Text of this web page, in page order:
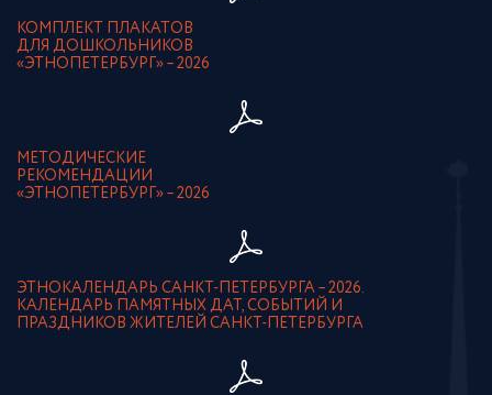
КОМПЛЕКТ ПЛАКАТОВ
ДЛЯ ДОШКОЛЬНИКОВ
«ЭТНОПЕТЕРБУРГ» – 2026
МЕТОДИЧЕСКИЕ
РЕКОМЕНДАЦИИ
«ЭТНОПЕТЕРБУРГ» – 2026
ЭТНОКАЛЕНДАРЬ САНКТ-ПЕТЕРБУРГА – 2026.
КАЛЕНДАРЬ ПАМЯТНЫХ ДАТ, СОБЫТИЙ И
ПРАЗДНИКОВ ЖИТЕЛЕЙ САНКТ-ПЕТЕРБУРГА